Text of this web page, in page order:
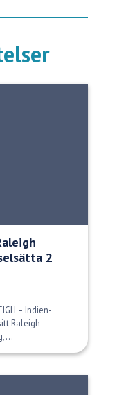
2
– Indien-
Raleigh